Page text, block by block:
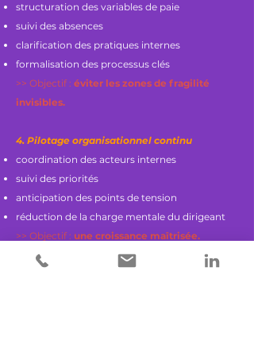
structuration des variables de paie
suivi des absences
clarification des pratiques internes
formalisation des processus clés
​>> Objectif : éviter les zones de fragilité
invisibles.
4. Pilotage organisationnel continu
coordination des acteurs internes
suivi des priorités
anticipation des points de tension
réduction de la charge mentale du dirigeant
>> Objectif : une croissance maîtrisée.